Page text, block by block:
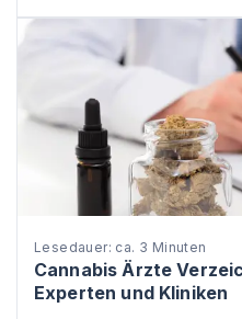
Lesedauer: ca. 3 Minuten
Cannabis Ärzte
Experten und Kliniken